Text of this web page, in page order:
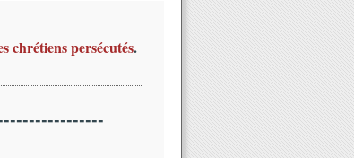
chrétiens persécutés.